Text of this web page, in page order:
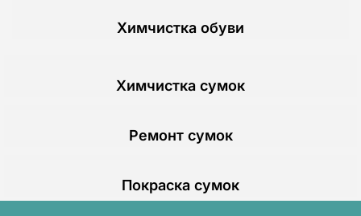
Химчистка обуви
Химчистка сумок
Ремонт сумок
Покраска сумок